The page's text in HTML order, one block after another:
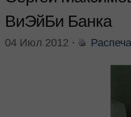
ВиЭйБи Банка
04 Июл 2012 ⋅